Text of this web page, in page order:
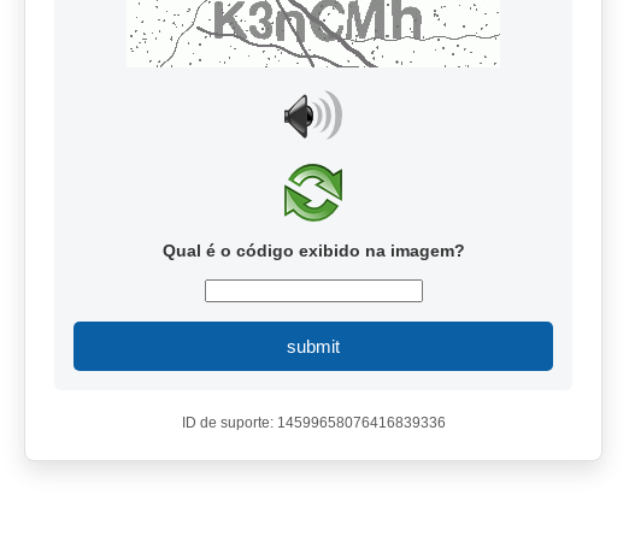
Qual é o código exibido na imagem?
submit
ID de suporte: 14599658076416839336